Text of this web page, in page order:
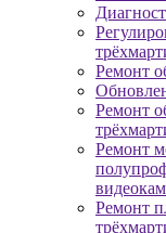
Ремонт
Ремонт
Ремонт
Ремонт